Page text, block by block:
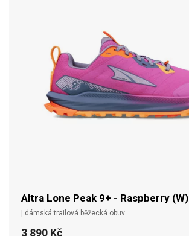
Altra Lone Peak 9+ - Raspberry (W)
| dámská trailová běžecká obuv
3 890 Kč